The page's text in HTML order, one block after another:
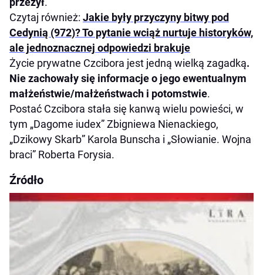
Czytaj również: Jakie były przyczyny bitwy pod
Cedynią (972)? To pytanie wciąż nurtuje historyków,
ale jednoznacznej odpowiedzi brakuje
Życie prywatne Czcibora jest jedną wielką zagadką.
Nie zachowały się informacje o jego ewentualnym
małżeństwie/małżeństwach i potomstwie.
Postać Czcibora stała się kanwą wielu powieści, w
tym „Dagome iudex” Zbigniewa Nienackiego,
„Dzikowy Skarb” Karola Bunscha i „Słowianie. Wojna
braci” Roberta Forysia.
Źródło